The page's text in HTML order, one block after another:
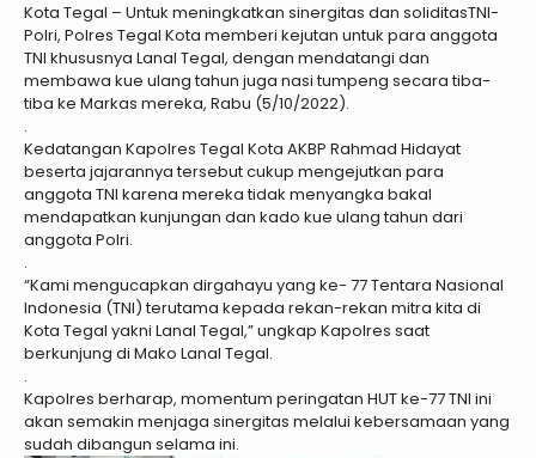
Kota Tegal – Untuk meningkatkan sinergitas dan soliditasTNI-
Polri, Polres Tegal Kota memberi kejutan untuk para anggota
TNI khususnya Lanal Tegal, dengan mendatangi dan
membawa kue ulang tahun juga nasi tumpeng secara tiba-
tiba ke Markas mereka, Rabu (5/10/2022).
.
Kedatangan Kapolres Tegal Kota AKBP Rahmad Hidayat
beserta jajarannya tersebut cukup mengejutkan para
anggota TNI karena mereka tidak menyangka bakal
mendapatkan kunjungan dan kado kue ulang tahun dari
anggota Polri.
.
“Kami mengucapkan dirgahayu yang ke- 77 Tentara Nasional
Indonesia (TNI) terutama kepada rekan-rekan mitra kita di
Kota Tegal yakni Lanal Tegal,” ungkap Kapolres saat
berkunjung di Mako Lanal Tegal.
.
Kapolres berharap, momentum peringatan HUT ke-77 TNI ini
akan semakin menjaga sinergitas melalui kebersamaan yang
sudah dibangun selama ini.